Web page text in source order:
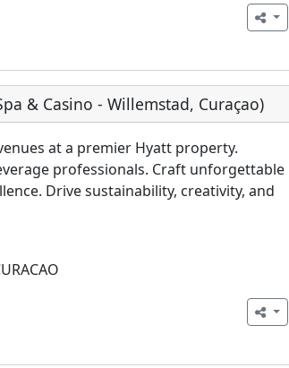
& Casino - Willemstad, Curaçao)
at a premier Hyatt property.
professionals. Craft unforgettable
Drive sustainability, creativity, and